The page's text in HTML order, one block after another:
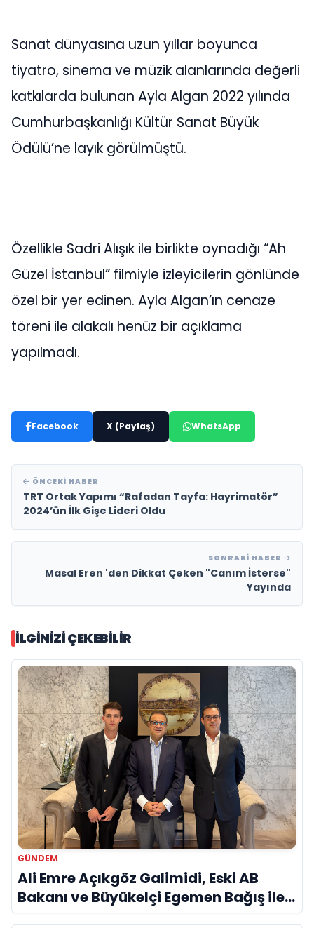
Sanat dünyasına uzun yıllar boyunca
tiyatro, sinema ve müzik alanlarında değerli
katkılarda bulunan Ayla Algan 2022 yılında
Cumhurbaşkanlığı Kültür Sanat Büyük
Ödülü’ne layık görülmüştü.
Özellikle Sadri Alışık ile birlikte oynadığı “Ah
Güzel İstanbul” filmiyle izleyicilerin gönlünde
özel bir yer edinen. Ayla Algan’ın cenaze
töreni ile alakalı henüz bir açıklama
yapılmadı.
Facebook X (Paylaş) WhatsApp
ÖNCEKI HABER
TRT Ortak Yapımı “Rafadan Tayfa: Hayrimatör”
2024’ün İlk Gişe Lideri Oldu
SONRAKI HABER
Masal Eren 'den Dikkat Çeken "Canım İsterse"
Yayında
İLGINIZI ÇEKEBILIR
GÜNDEM
Ali Emre Açıkgöz Galimidi, Eski AB
Bakanı ve Büyükelçi Egemen Bağış ile
Bir Araya Geldi